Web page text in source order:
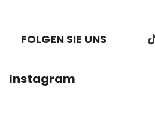
FOLGEN SIE UNS
Instagram